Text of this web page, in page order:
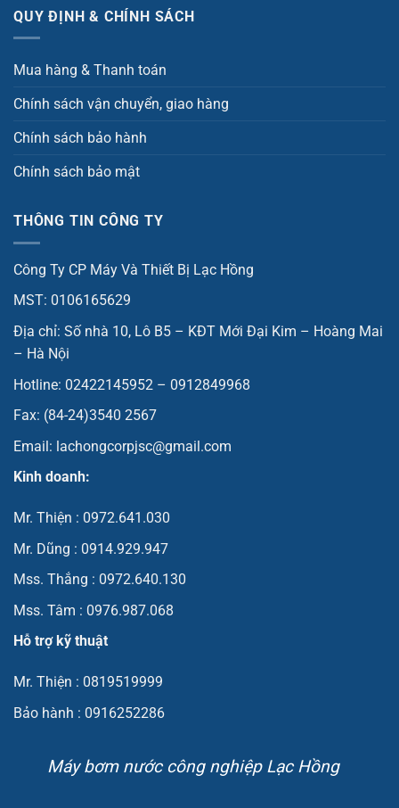
QUY ĐỊNH & CHÍNH SÁCH
Mua hàng & Thanh toán
Chính sách vận chuyển, giao hàng
Chính sách bảo hành
Chính sách bảo mật
THÔNG TIN CÔNG TY
Công Ty CP Máy Và Thiết Bị Lạc Hồng
MST: 0106165629
Địa chỉ: Số nhà 10, Lô B5 – KĐT Mới Đại Kim – Hoàng Mai
– Hà Nội
Hotline: 02422145952 – 0912849968
Fax: (84-24)3540 2567
Email: lachongcorpjsc@gmail.com
Kinh doanh:
Mr. Thiện : 0972.641.030
Mr. Dũng : 0914.929.947
Mss. Thắng : 0972.640.130
Mss. Tâm : 0976.987.068
Hỗ trợ kỹ thuật
Mr. Thiện : 0819519999
Bảo hành : 0916252286
Máy bơm nước công nghiệp Lạc Hồng